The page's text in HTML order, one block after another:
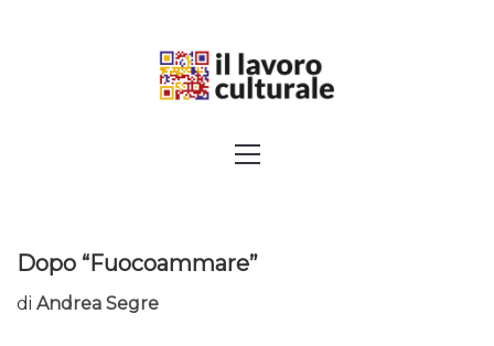
SAPERI, AFFACCIARSI SUL
Menu
Dopo “Fuocoammare”
di Andrea Segre